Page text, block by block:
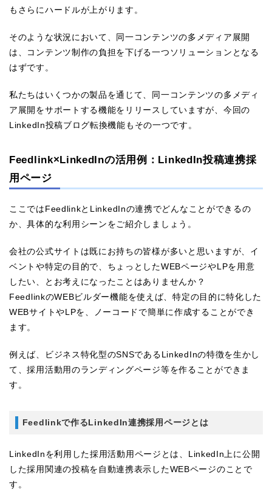
もさらにハードルが上がります。
そのような状況において、同一コンテンツの多メディア展開
は、コンテンツ制作の負担を下げる一つソリューションとなる
はずです。
私たちはいくつかの製品を通じて、同一コンテンツの多メディ
ア展開をサポートする機能をリリースしていますが、今回の
LinkedIn投稿ブログ転換機能もその一つです。
Feedlink×LinkedInの活用例：LinkedIn投稿連携採
用ページ
ここではFeedlinkとLinkedInの連携でどんなことができるの
か、具体的な利用シーンをご紹介しましょう。
会社の公式サイトは既にお持ちの皆様が多いと思いますが、イ
ベントや特定の目的で、ちょっとしたWEBページやLPを用意
したい、とお考えになったことはありませんか？
FeedlinkのWEBビルダー機能を使えば、特定の目的に特化した
WEBサイトやLPを、ノーコードで簡単に作成することができ
ます。
例えば、ビジネス特化型のSNSであるLinkedInの特徴を生かし
て、採用活動用のランディングページ等を作ることができま
す。
Feedlinkで作るLinkedIn連携採用ページとは
LinkedInを利用した採用活動用ページとは、LinkedIn上に公開
した採用関連の投稿を自動連携表示したWEBページのことで
す。